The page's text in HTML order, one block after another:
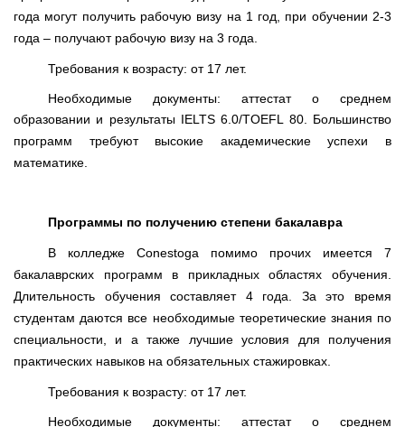
года могут получить рабочую визу на 1 год, при обучении 2-3
года – получают рабочую визу на 3 года.
Требования к возрасту: от 17 лет.
Необходимые документы: аттестат о среднем
образовании и результаты IELTS 6.0/TOEFL
80. Большинство
программ требуют высокие академические успехи в
математике.
Программы по получению степени бакалавра
В колледже Conestoga помимо прочих имеется 7
бакалаврских программ в прикладных областях обучения.
Длительность обучения составляет 4 года. За это время
студентам даются все необходимые теоретические знания по
специальности, и а также лучшие условия для получения
практических навыков на обязательных стажировках.
Требования к возрасту: от 17 лет.
Необходимые документы: аттестат о среднем